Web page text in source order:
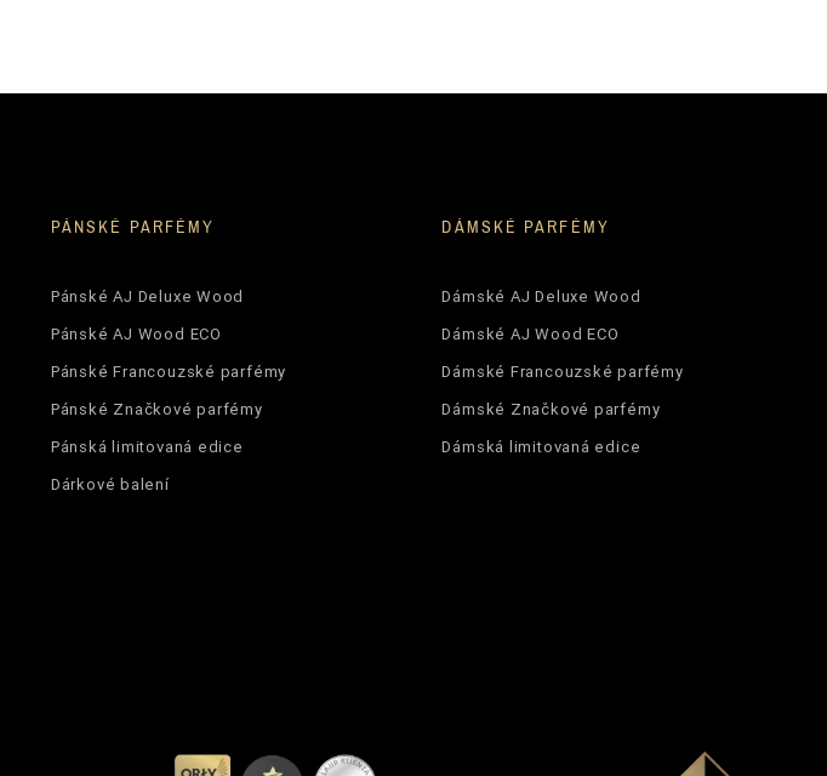
PÁNSKÉ PARFÉMY
Pánské AJ Deluxe Wood
Pánské AJ Wood ECO
Pánské Francouzské parfémy
Pánské Značkové parfémy
Pánská limitovaná edice
Dárkové balení
DÁMSKÉ PARFÉMY
Dámské AJ Deluxe Wood
Dámské AJ Wood ECO
Dámské Francouzské parfémy
Dámské Značkové parfémy
Dámská limitovaná edice